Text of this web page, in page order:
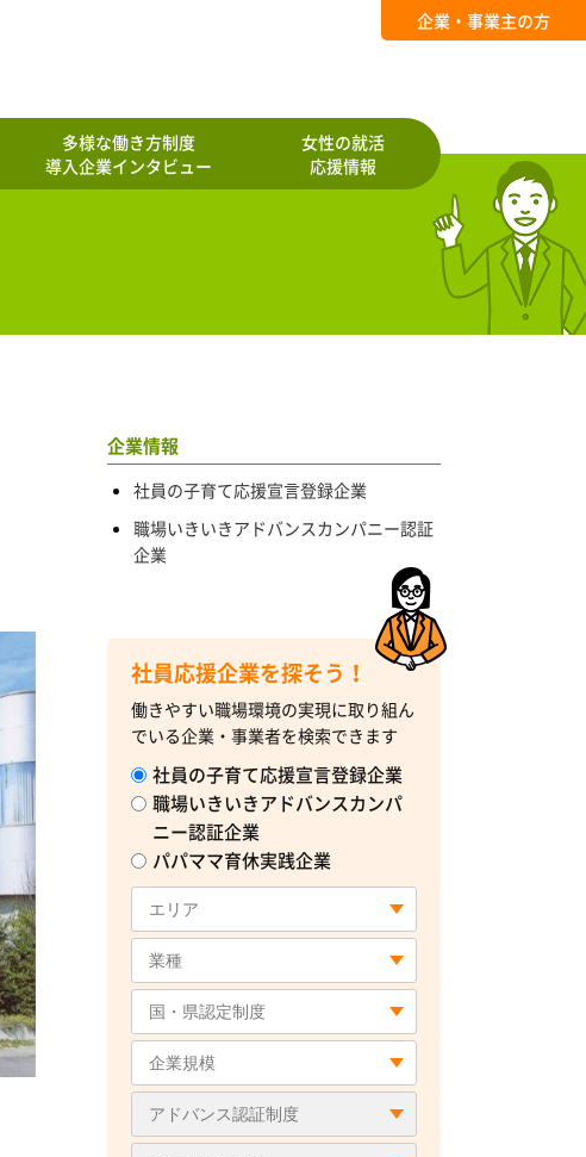
多様な働き方制度
導入企業インタビュー
女性の就活
応援情報
企業・事業主の方
企業情報
社員の子育て応援宣言登録企業
職場いきいきアドバンスカンパニー認証
企業
社員応援企業を探そう！
働きやすい職場環境の実現に取り組ん
でいる企業・事業者を検索できます
社員の子育て応援宣言登録企業
職場いきいきアドバンスカンパ
ニー認証企業
パパママ育休実践企業